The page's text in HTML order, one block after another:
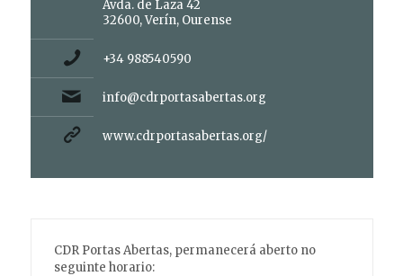
Avda. de Laza 42
32600, Verín, Ourense
+34 988540590
info@cdrportasabertas.org
www.cdrportasabertas.org/
CDR Portas Abertas, permanecerá aberto no
seguinte horario: